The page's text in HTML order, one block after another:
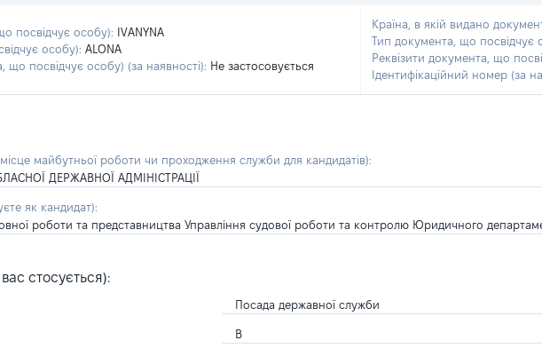
посвідчує особу):
IVANYNA
особу): ALONA
що посвідчує особу) (за наявності): Не застосовується
Країна, в якій видано
Тип документа, що посвідчує
Реквізити документа, що
Ідентифікаційний номер (за
майбутньої роботи чи проходження служби для кандидатів):
ДЕРЖАВНОЇ АДМІНІСТРАЦІЇ
як кандидат):
роботи та представництва Управління судової роботи та контролю Юридичного
стосується):
Посада державної служби
В